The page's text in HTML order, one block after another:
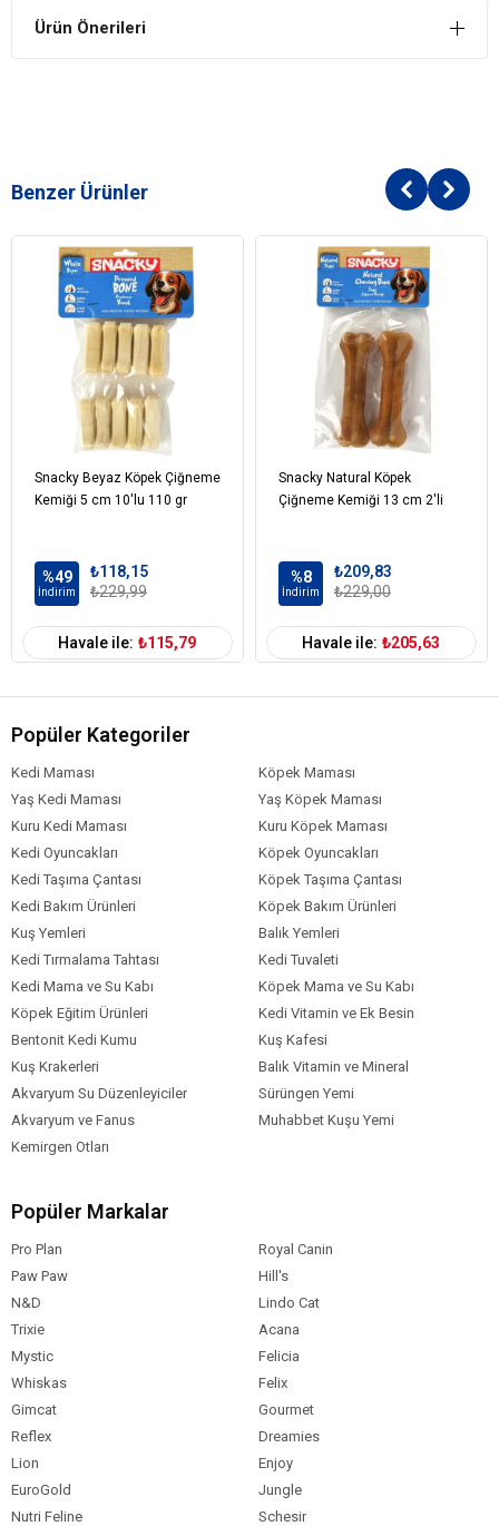
Ürün Önerileri
Benzer Ürünler
Snacky Beyaz Köpek Çiğneme
Kemiği 5 cm 10'lu 110 gr
%49
İndirim
₺118,15
₺229,99
Havale ile: ₺115,79
Snacky Natural Köpek
Çiğneme Kemiği 13 cm 2'li
%8
İndirim
₺209,83
₺229,00
Havale ile: ₺205,63
Popüler Kategoriler
Kedi Maması
Köpek Maması
Yaş Kedi Maması
Yaş Köpek Maması
Kuru Kedi Maması
Kuru Köpek Maması
Kedi Oyuncakları
Köpek Oyuncakları
Kedi Taşıma Çantası
Köpek Taşıma Çantası
Kedi Bakım Ürünleri
Köpek Bakım Ürünleri
Kuş Yemleri
Balık Yemleri
Kedi Tırmalama Tahtası
Kedi Tuvaleti
Kedi Mama ve Su Kabı
Köpek Mama ve Su Kabı
Köpek Eğitim Ürünleri
Kedi Vitamin ve Ek Besin
Bentonit Kedi Kumu
Kuş Kafesi
Kuş Krakerleri
Balık Vitamin ve Mineral
Akvaryum Su Düzenleyiciler
Sürüngen Yemi
Akvaryum ve Fanus
Muhabbet Kuşu Yemi
Kemirgen Otları
Popüler Markalar
Pro Plan
Royal Canin
Paw Paw
Hill's
N&D
Lindo Cat
Trixie
Acana
Mystic
Felicia
Whiskas
Felix
Gimcat
Gourmet
Reflex
Dreamies
Lion
Enjoy
EuroGold
Jungle
Nutri Feline
Schesir